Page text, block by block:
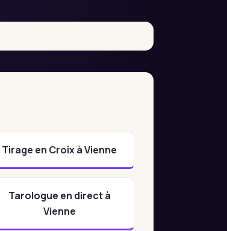
Tirage en Croix à Vienne
Tarologue en direct à
Vienne